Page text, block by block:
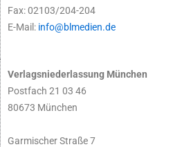
Fax: 02103/204-204
E-Mail: info@blmedien.de
Verlagsniederlassung München
Postfach 21 03 46
80673 München
Garmischer Straße 7